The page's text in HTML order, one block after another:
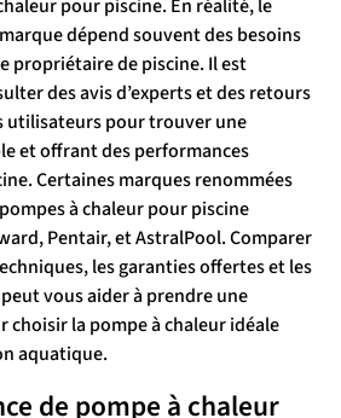
pour piscine. En réalité, le
dépend souvent des besoins
propriétaire de piscine. Il est
des avis d’experts et des retours
utilisateurs pour trouver une
et offrant des performances
Certaines marques renommées
à chaleur pour piscine
Pentair, et AstralPool. Comparer
les garanties offertes et les
vous aider à prendre une
choisir la pompe à chaleur idéale
aquatique.
de pompe à chaleur